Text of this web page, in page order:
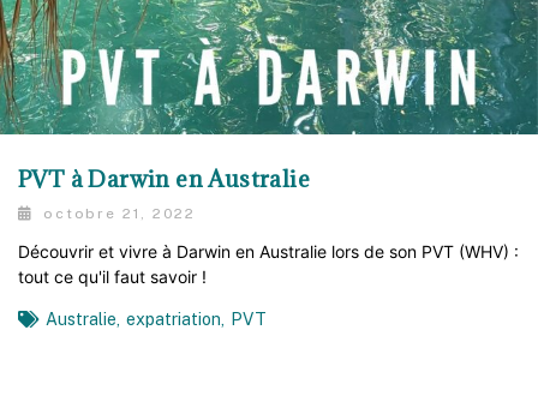
PVT à Darwin en Australie
octobre 21, 2022
Découvrir et vivre à Darwin en Australie lors de son PVT (WHV) :
tout ce qu'il faut savoir !
Australie, expatriation, PVT